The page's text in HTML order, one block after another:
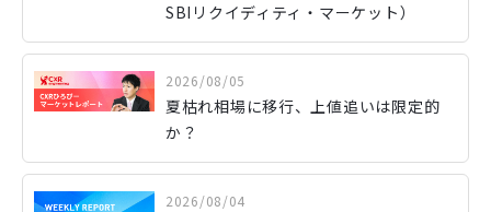
SBIリクイディティ・マーケット）
2026/08/05
夏枯れ相場に移行、上値追いは限定的
か？
2026/08/04